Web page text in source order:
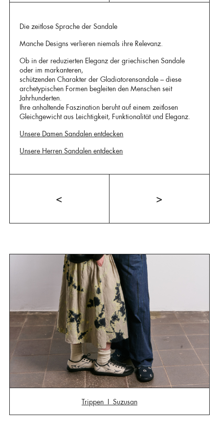
Die zeitlose Sprache der Sandale
Manche Designs verlieren niemals ihre Relevanz.
Ob in der reduzierten Eleganz der griechischen Sandale
oder im markanteren,
schützenden Charakter der Gladiatorensandale – diese
archetypischen Formen begleiten den Menschen seit
Jahrhunderten.
Ihre anhaltende Faszination beruht auf einem zeitlosen
Gleichgewicht aus Leichtigkeit, Funktionalität und Eleganz.
Unsere Damen Sandalen entdecken
Unsere Herren Sandalen entdecken
< >
Trippen I Suzusan